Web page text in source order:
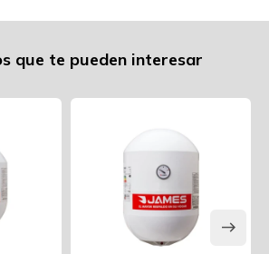
que te pueden interesar